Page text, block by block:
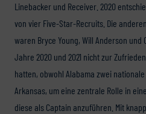
Linebacker und Receiver. 2020
von vier Five-Star-Recruits. Die
waren Bryce Young, Will Anderson und
Jahre 2020 und 2021 nicht zur
hatten, obwohl Alabama zwei
Arkansas, um eine zentrale Rolle in
diese als Captain anzuführen. Mit